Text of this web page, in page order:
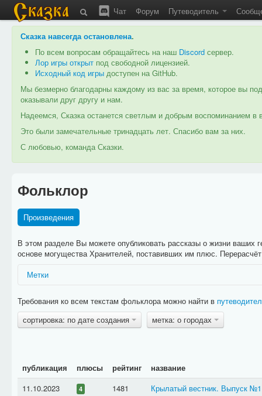
Чат Форум Путеводитель
Сказка навсегда остановлена.
По всем вопросам обращайтесь на наш Discord сервер.
Лор игры открыт под свободной лицензией.
Исходный код игры доступен на GitHub.
Мы безмерно благодарны каждому из вас за время, которое вы
оказывали друг другу и нам.
Надеемся, Сказка останется светлым и добрым воспоминанием
Это были замечательные тринадцать лет. Спасибо вам за них.
С любовью, команда Сказки.
Фольклор
Произведения
В этом разделе Вы можете опубликовать рассказы о жизни ваших
основе могущества Хранителей, поставивших им плюс.
Метки
По-умолчанию, все произведения создаются с одной меткой
выставляются автоматически. Прочие метки устанавливаются
изменение меток необходимо оставлять вспециальной теме на
правдивые (например, как бахвальство
вселенная игры Произведения непосредственно о
Требования ко всем текстам фольклора можно найти в
сортировка: по дате создания
метка: о городах
публикация плюсы рейтинг
название
11.10.2023
4 1481
Крылатый вестник. Выпуск